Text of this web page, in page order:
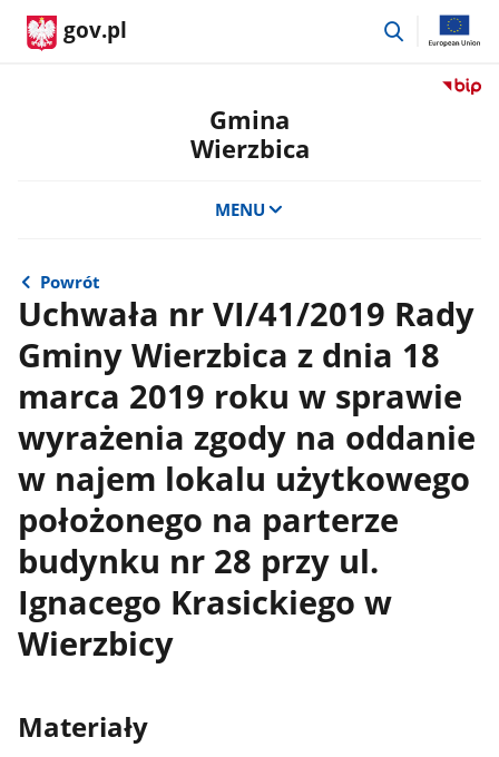
gov.pl
przejdź
Przejdź
Gmina
Wierzbica
MENU
Powrót
Uchwała nr VI/41/2019 Rady
Gminy Wierzbica z dnia 18
marca 2019 roku w sprawie
wyrażenia zgody na oddanie
w najem lokalu użytkowego
położonego na parterze
budynku nr 28 przy ul.
Ignacego Krasickiego w
Wierzbicy
Materiały